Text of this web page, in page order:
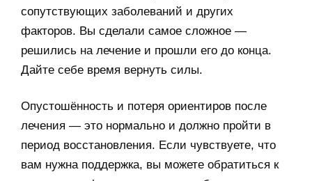
сопутствующих заболеваний и других
факторов. Вы сделали самое сложное —
решились на лечение и прошли его до конца.
Дайте себе время вернуть силы.
Опустошённость и потеря ориентиров после
лечения — это нормально и должно пройти в
период восстановления. Если чувствуете, что
вам нужна поддержка, вы можете обратиться к